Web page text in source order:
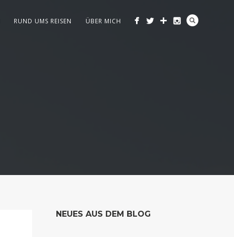
RUND UMS REISEN ÜBER MICH
NEUES AUS DEM BLOG